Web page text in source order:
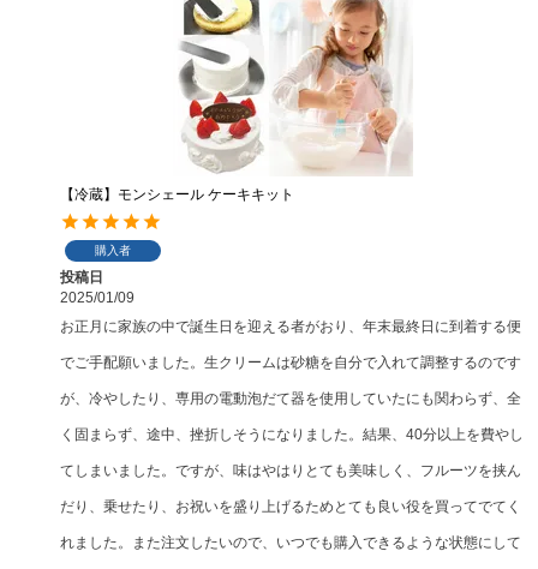
【冷蔵】モンシェール ケーキキット
購入者
投稿日
2025/01/09
お正月に家族の中で誕生日を迎える者がおり、年末最終日に到着する便
でご手配願いました。生クリームは砂糖を自分で入れて調整するのです
が、冷やしたり、専用の電動泡だて器を使用していたにも関わらず、全
く固まらず、途中、挫折しそうになりました。結果、40分以上を費やし
てしまいました。ですが、味はやはりとても美味しく、フルーツを挟ん
だり、乗せたり、お祝いを盛り上げるためとても良い役を買ってでてく
れました。また注文したいので、いつでも購入できるような状態にして